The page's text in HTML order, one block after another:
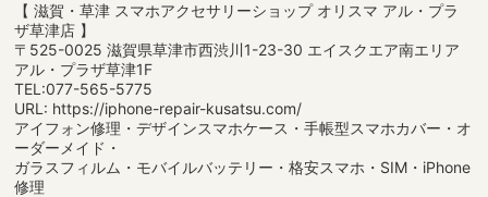
【 滋賀・草津 スマホアクセサリーショップ オリスマ アル・プラ
ザ草津店 】
〒525-0025 滋賀県草津市西渋川1-23-30 エイスクエア南エリア
アル・プラザ草津1F
TEL:077-565-5775
URL: https://iphone-repair-kusatsu.com/
アイフォン修理・デザインスマホケース・手帳型スマホカバー・オ
ーダーメイド・
ガラスフィルム・モバイルバッテリー・格安スマホ・SIM・iPhone
修理